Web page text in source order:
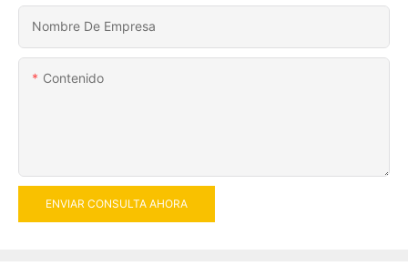
Nombre De Empresa
Contenido
ENVIAR CONSULTA AHORA